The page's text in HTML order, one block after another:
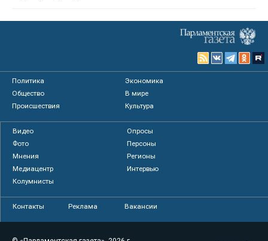
Политика
Экономика
Общество
В мире
Происшествия
Культура
Видео
Опросы
Фото
Персоны
Мнения
Регионы
Медиацентр
Интервью
Колумнисты
Контакты Реклама Вакансии